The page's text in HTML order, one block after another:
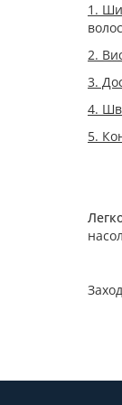
1.
2.
3.
4.
5.